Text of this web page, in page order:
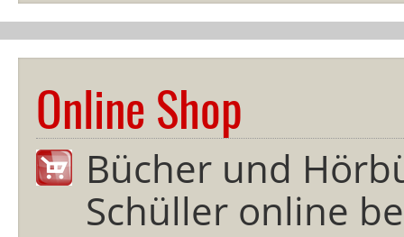
Online Shop
Bücher und
Schüller online